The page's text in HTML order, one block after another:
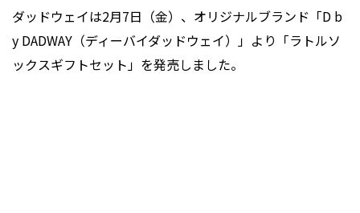
ダッドウェイは2月7日（金）、オリジナルブランド「D b
y DADWAY（ディーバイダッドウェイ）」より「ラトルソ
ックスギフトセット」を発売しました。